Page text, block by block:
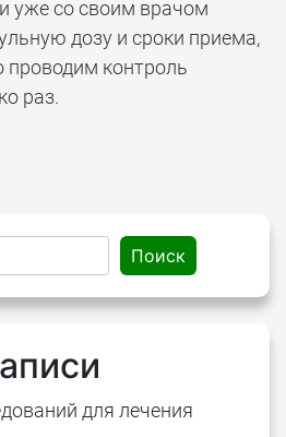
уже со своим врачом
дозу и сроки приема,
проводим контроль
раз.
Поиск
для лечения